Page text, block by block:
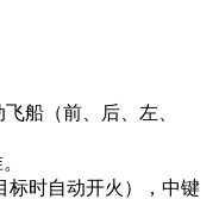
船（前、后、左、
标时自动开火），中键